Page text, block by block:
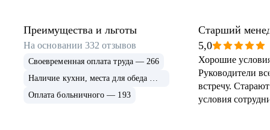
Преимущества и льготы
На основании332 отзывов
Своевременная оплата труда — 266
Наличие кухни, места для обеда — 215
Оплата больничного — 193
Старший
транспорту
5,0
Хорошие
Руководители
встречу.
условия